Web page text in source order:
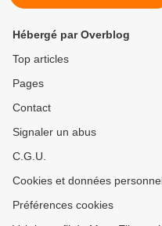
Hébergé par Overblog
Top articles
Pages
Contact
Signaler un abus
C.G.U.
Cookies et données
Préférences cookies